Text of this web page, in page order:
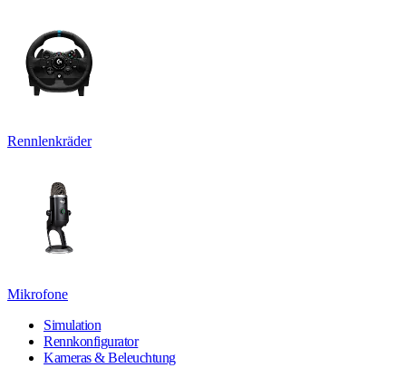
Rennlenkräder
Mikrofone
Simulation
Rennkonfigurator
Kameras & Beleuchtung